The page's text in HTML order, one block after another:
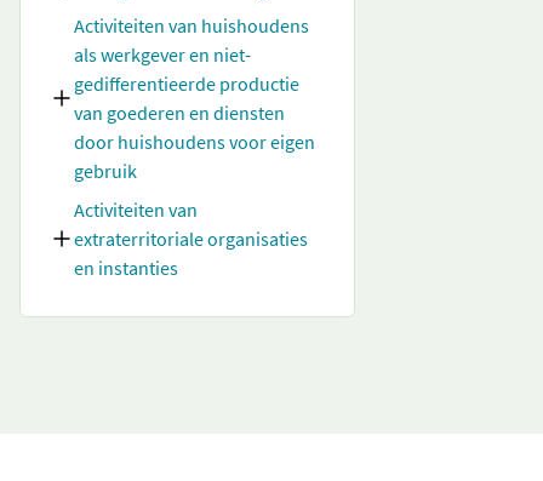
Activiteiten van huishoudens
als werkgever en niet-
gedifferentieerde productie
van goederen en diensten
door huishoudens voor eigen
gebruik
Activiteiten van
extraterritoriale organisaties
en instanties